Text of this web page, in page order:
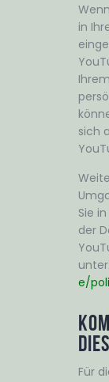
in
Ihrem
sich
Sie in
der
unter:
e/
Für